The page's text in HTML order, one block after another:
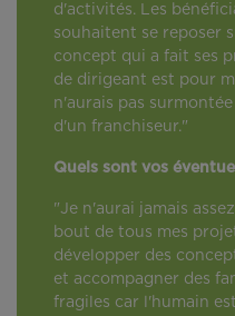
d'activités. Les
souhaitent se reposer
concept qui a fait ses
de dirigeant est pour
n'aurais pas
d'un franchiseur."
Quels sont vos
"Je n'aurai jamais
bout de tous mes
développer des
et accompagner des
fragiles car l'humain